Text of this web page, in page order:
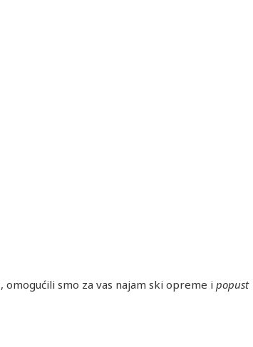
smo za vas najam ski opreme i popust